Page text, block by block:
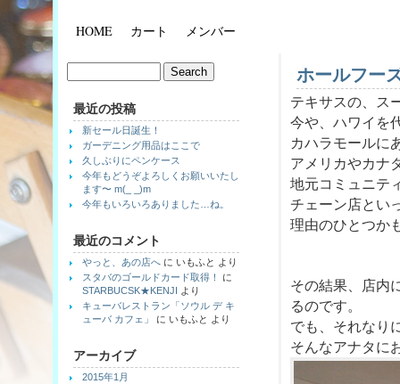
HOME カート メンバー
ホールフー
テキサスの、ス
今や、ハワイを
カハラモールに
アメリカやカナ
地元コミュニテ
チェーン店とい
理由のひとつか
その結果、店内
るのです。
でも、それなり
そんなアナタに
最近の投稿
新セール日誕生！
ガーデニング用品はここで
久しぶりにペンケース
今年もどうぞよろしくお願いいたし
ます〜 m(_ _)m
今年もいろいろありました…ね。
最近のコメント
やっと、あの店へ に いもふと より
スタバのゴールドカード取得！
に
STARBUCSK★KENJI より
キューバレストラン「ソウル デ キ
ューバ カフェ」
に いもふと より
アーカイブ
2015年1月